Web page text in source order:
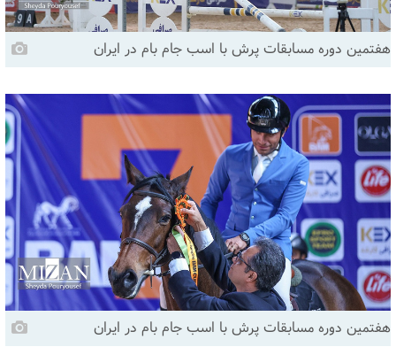
هفتمین دوره مسابقات پرش با اسب جام بام در ایران
هفتمین دوره مسابقات پرش با اسب جام بام در ایران